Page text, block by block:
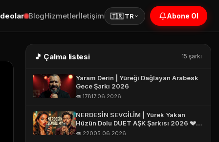
BlogHizmetlerİletişim 🇹🇷 TR Abone Ol
🎵 Çalma listesi 15 şarkı
Yaram Derin | Yüreği Dağlayan Arabesk
Gece Şarkı 2026
👁️ 17817.06.2026
NERDESİN SEVGİLİM | Yürek Yakan
Hüzün Dolu DUET AŞK Şarkısı 2026 💔
Turkish Love Song 2026 #aşk
👁️ 22005.06.2026